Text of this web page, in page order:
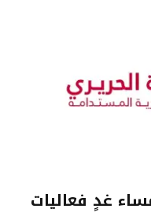
غدٍ فعاليات